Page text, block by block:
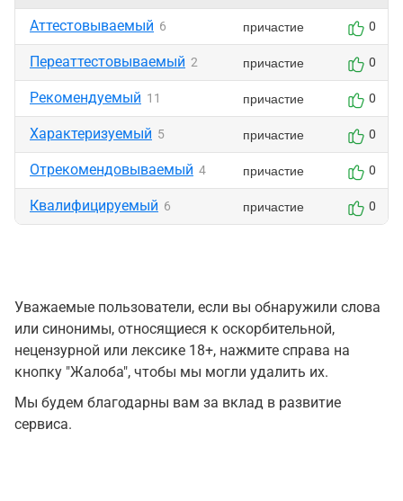
Аттестовываемый 6 причастие 0
Переаттестовываемый 2 причастие 0
Рекомендуемый 11 причастие 0
Характеризуемый 5 причастие 0
Отрекомендовываемый 4 причастие 0
Квалифицируемый 6 причастие 0
Уважаемые пользователи, если вы обнаружили слова
или синонимы, относящиеся к оскорбительной,
нецензурной или лексике 18+, нажмите справа на
кнопку "Жалоба", чтобы мы могли удалить их.
Мы будем благодарны вам за вклад в развитие
сервиса.